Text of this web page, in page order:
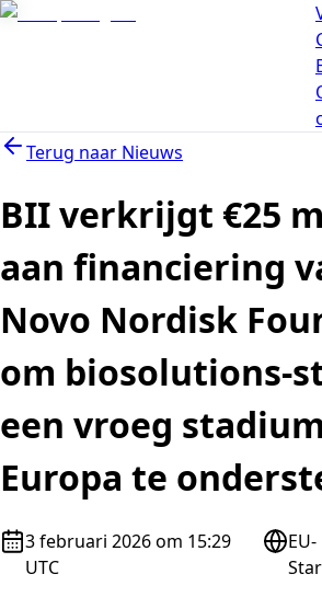
Terug naar Nieuws
BII verkrijgt €25
aan financiering
Novo Nordisk
om biosolutions-
een vroeg
Europa te
3 februari 2026 om 15:29
UTC
EU-